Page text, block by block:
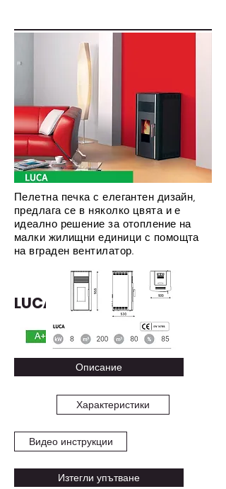
Пелетна печка с елегантен дизайн,
предлага се в няколко цвята и е
идеално решение за отопление на
малки жилищни единици с помощта
на вграден вентилатор.
LUCA
Описание
Характеристики
Видео инструкции
Изтегли упътване